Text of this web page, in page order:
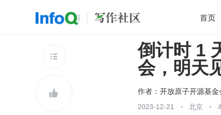
首页
开源 架构
团队管理
查看更多


倒计时 1
会，明天
作者： 开放原子开源基金
2023-12-21 北京